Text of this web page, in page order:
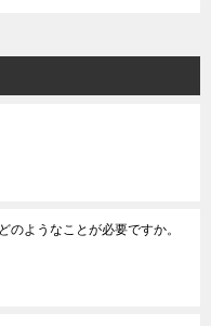
のようなことが必要ですか。